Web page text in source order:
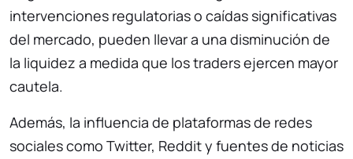
intervenciones regulatorias o caídas significativas
del mercado, pueden llevar a una disminución de
la liquidez a medida que los traders ejercen mayor
cautela.
Además, la influencia de plataformas de redes
sociales como Twitter, Reddit y fuentes de noticias